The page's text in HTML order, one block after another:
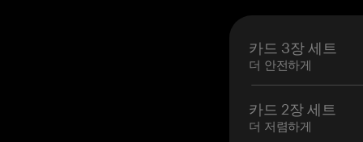
카드 3장 세트
더 안전하게
카드 2장 세트
더 저렴하게